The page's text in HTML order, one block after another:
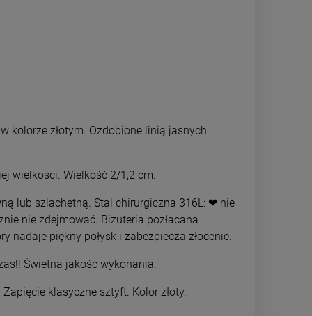
elastyczny ciemny granat
w kolorze złotym. Ozdobione linią jasnych
wielkości. Wielkość 2/1,2 cm.
lub szlachetną. Stal chirurgiczna 316L: ❤ nie
nie zdejmować. Biżuteria pozłacana
nadaje piękny połysk i zabezpiecza złocenie.
Świetna jakość wykonania.
klasyczne sztyft. Kolor złoty.